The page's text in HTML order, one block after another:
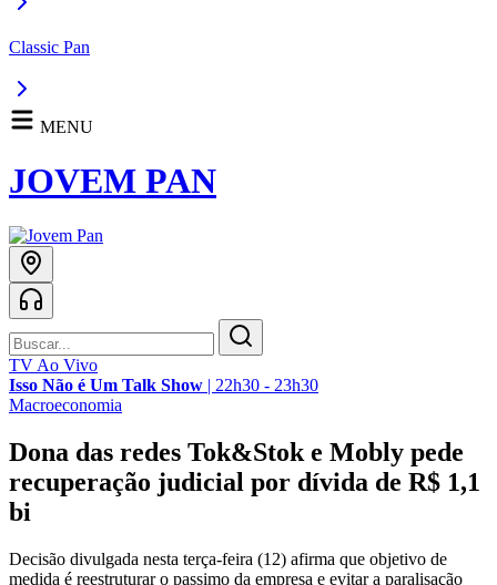
Classic Pan
MENU
JOVEM PAN
TV Ao Vivo
Isso Não é Um Talk Show | 22h30 - 23h30
Macroeconomia
Dona das redes Tok&Stok e Mobly pede
recuperação judicial por dívida de R$ 1,1
bi
Decisão divulgada nesta terça-feira (12) afirma que objetivo de
medida é reestruturar o passimo da empresa e evitar a paralisação